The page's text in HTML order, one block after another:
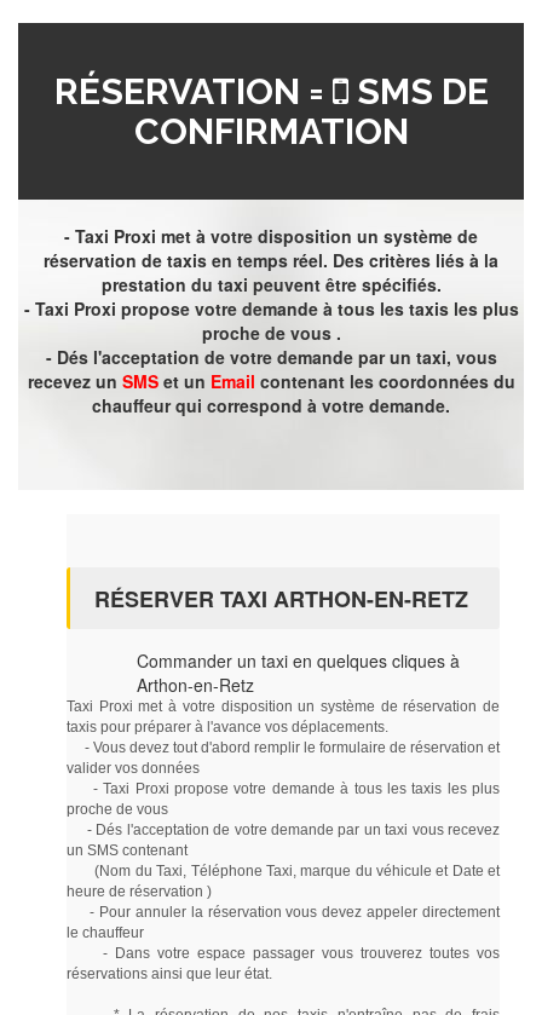
RÉSERVATION =
SMS DE
CONFIRMATION
- Taxi Proxi met à votre disposition un système de
réservation de taxis en temps réel. Des critères liés à la
prestation du taxi peuvent être spécifiés.
- Taxi Proxi propose votre demande à tous les taxis les plus
proche de vous .
- Dés l'acceptation de votre demande par un taxi, vous
recevez un SMSet un Email contenant les coordonnées du
chauffeur qui correspond à votre demande.
RÉSERVER TAXI ARTHON-EN-RETZ
Commander un taxi en quelques cliques à
Arthon-en-Retz
Taxi Proxi met à votre disposition un système de réservation de
taxis pour préparer à l'avance vos déplacements.
- Vous devez tout d'abord remplir le formulaire de réservation et
valider vos données
- Taxi Proxi propose votre demande à tous les taxis les plus
proche de vous
- Dés l'acceptation de votre demande par un taxi vous recevez
un SMS contenant
(Nom du Taxi, Téléphone Taxi, marque du véhicule et Date et
heure de réservation )
- Pour annuler la réservation vous devez appeler directement
le chauffeur
- Dans votre espace passager vous trouverez toutes vos
réservations ainsi que leur état.